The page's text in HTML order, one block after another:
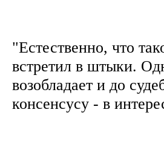
"Естественно, что
встретил в штыки.
возобладает и до
консенсусу - в